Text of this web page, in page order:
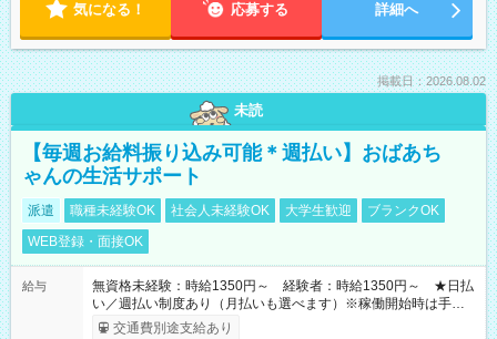
気になる！ 応募する 詳細へ
掲載日：2026.08.02
未読
【毎週お給料振り込み可能＊週払い】おばあち
ゃんの生活サポート
派遣 職種未経験OK 社会人未経験OK 大学生歓迎
ブランクOK
WEB登録・面接OK
給与
無資格未経験：時給1350円～ 経験者：時給1350円～ ★日払
い／週払い制度あり（月払いも選べます）※稼働開始時は手続き
完了次第のお支払いとなります。
交通費別途支給あり